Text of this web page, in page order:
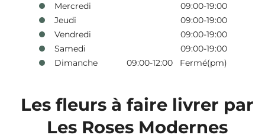
Mercredi
09:00-19:00
Jeudi
09:00-19:00
Vendredi
09:00-19:00
Samedi
09:00-19:00
Dimanche
09:00-12:00 Fermé(pm)
Les fleurs à faire livrer par
Les Roses Modernes